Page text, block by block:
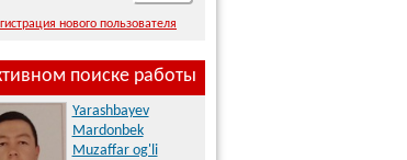
нового пользователя
поиске работы
Yarashbayev
Mardonbek
Muzaffar og'li